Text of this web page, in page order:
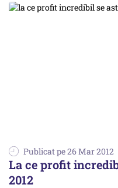
Publicat pe 26 Mar 2012
La ce profit
2012